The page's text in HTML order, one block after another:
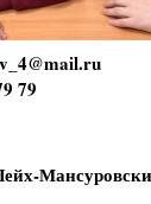
79